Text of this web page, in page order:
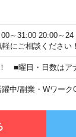
～31:00 20:00～
にご相談ください！
■曜日・日数はア
中/副業・Wワーク